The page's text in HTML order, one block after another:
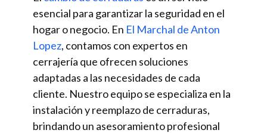
esencial para garantizar la seguridad en el
hogar o negocio. En El Marchal de Anton
Lopez, contamos con expertos en
cerrajería que ofrecen soluciones
adaptadas a las necesidades de cada
cliente. Nuestro equipo se especializa en la
instalación y reemplazo de cerraduras,
brindando un asesoramiento profesional